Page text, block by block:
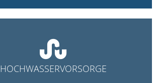

HOCHWASSERVORSORGE